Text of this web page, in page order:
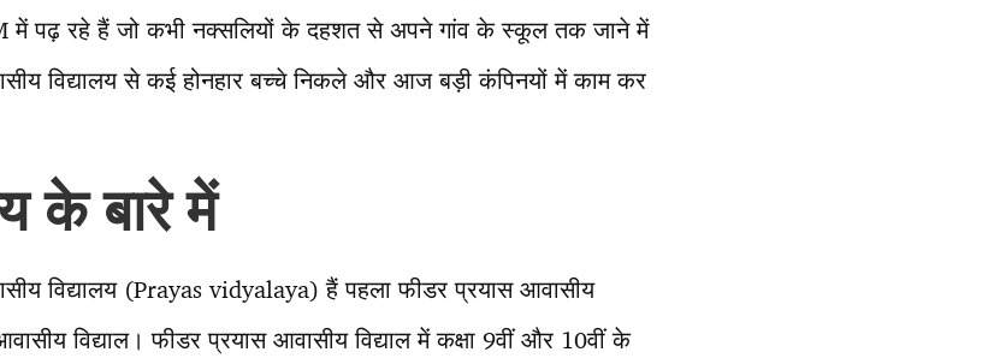
में पढ़ रहे हैं जो कभी नक्सलियों के दहशत से अपने गांव के स्कूल तक जाने में
विद्यालय से कई होनहार बच्चे निकले और आज बड़ी कंपिनयों में काम कर
के बारे में
विद्यालय (Prayas vidyalaya) हैं पहला फीडर प्रयास आवासीय
विद्याल। फीडर प्रयास आवासीय विद्याल में कक्षा 9वीं और 10वीं के